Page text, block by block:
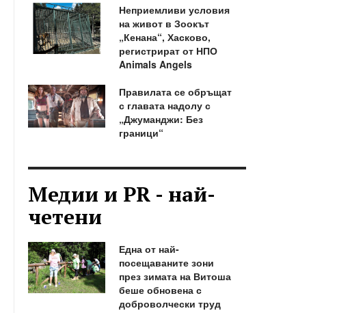
Неприемливи условия
на живот в Зоокът
„Кенана“, Хасково,
регистрират от НПО
Animals Angels
Правилата се обръщат
с главата надолу с
„Джуманджи: Без
граници“
Медии и PR - най-
четени
Една от най-
посещаваните зони
през зимата на Витоша
беше обновена с
доброволчески труд